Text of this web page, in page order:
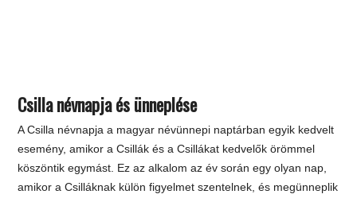
Csilla névnapja és ünneplése
A Csilla névnapja a magyar névünnepi naptárban egyik kedvelt
esemény, amikor a Csillák és a Csillákat kedvelők örömmel
köszöntik egymást. Ez az alkalom az év során egy olyan nap,
amikor a Csilláknak külön figyelmet szentelnek, és megünneplik